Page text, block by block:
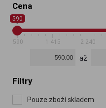
Cena
590
590 1 415 2 240
až
Filtry
Pouze zboží skladem